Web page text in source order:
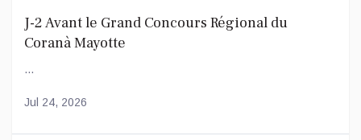
J-2 Avant le Grand Concours Régional du
Coranà Mayotte
...
Jul 24, 2026